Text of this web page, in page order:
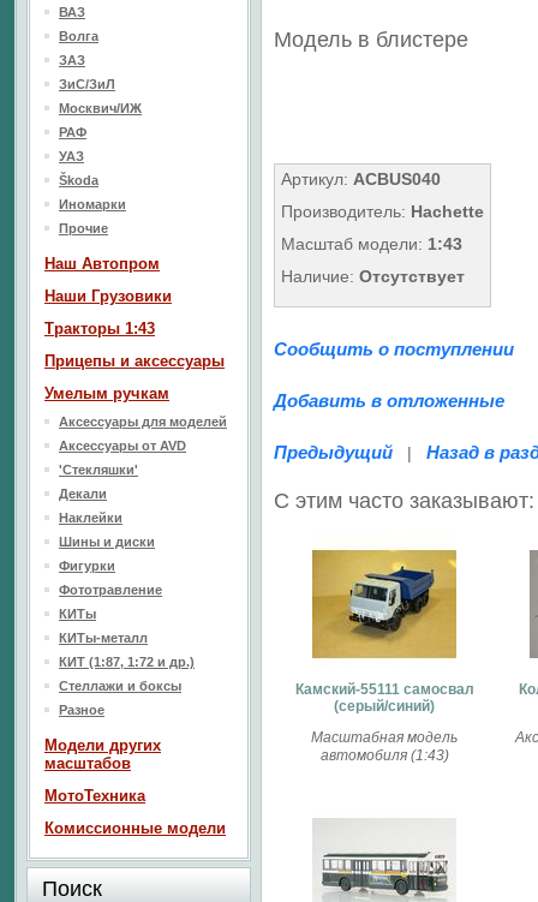
Модель в блистере
Артикул: ACBUS040
Производитель: Hachette
Масштаб модели: 1:43
Наличие: Отсутствует
Сообщить о поступлении
Добавить в отложенные
Предыдущий | Назад в
С этим часто заказывают:
Камский-55111 самосвал
(серый/синий)
Масштабная модель
автомобиля (1:43)
ВАЗ
Волга
ЗАЗ
ЗиС/ЗиЛ
Москвич/ИЖ
РАФ
УАЗ
Škoda
Иномарки
Прочие
Наш Aвтопром
Наши Грузовики
Тракторы 1:43
Прицепы и аксессуары
Умелым ручкам
Аксессуары для моделей
Аксессуары от AVD
'Стекляшки'
Декали
Наклейки
Шины и диски
Фигурки
Фототравление
КИТы
КИТы-металл
КИТ (1:87, 1:72 и др.)
Стеллажи и боксы
Разное
Модели других
масштабов
МотоТехника
Комиссионные модели
Поиск